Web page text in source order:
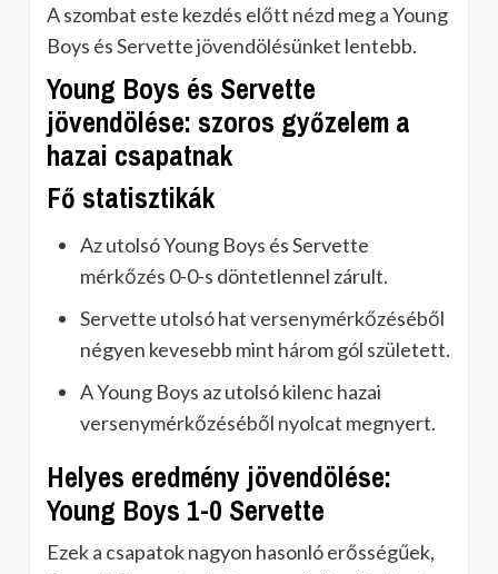
A szombat este kezdés előtt nézd meg a Young
Boys és Servette jövendölésünket lentebb.
Young Boys és Servette
jövendölése: szoros győzelem a
hazai csapatnak
Fő statisztikák
Az utolsó Young Boys és Servette
mérkőzés 0-0-s döntetlennel zárult.
Servette utolsó hat versenymérkőzéséből
négyen kevesebb mint három gól született.
A Young Boys az utolsó kilenc hazai
versenymérkőzéséből nyolcat megnyert.
Helyes eredmény jövendölése:
Young Boys 1-0 Servette
Ezek a csapatok nagyon hasonló erősségűek,